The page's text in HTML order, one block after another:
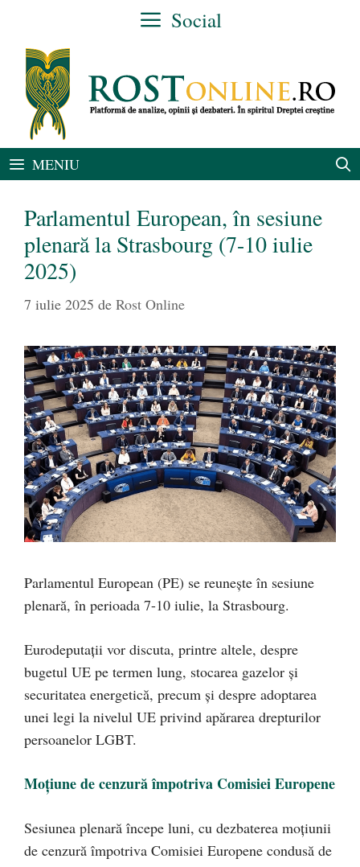
conținut
Social
MENIU
Parlamentul European, în sesiune
plenară la Strasbourg (7-10 iulie
2025)
7 iulie 2025 de Rost Online
Parlamentul European (PE) se reunește în sesiune
plenară, în perioada 7-10 iulie, la Strasbourg.
Eurodeputații vor discuta, printre altele, despre
bugetul UE pe termen lung, stocarea gazelor și
securitatea energetică, precum și despre adoptarea
unei legi la nivelul UE privind apărarea drepturilor
persoanelor LGBT.
Moțiune de cenzură împotriva Comisiei Europene
Sesiunea plenară începe luni, cu dezbaterea moțiunii
de cenzură împotriva Comisiei Europene condusă de